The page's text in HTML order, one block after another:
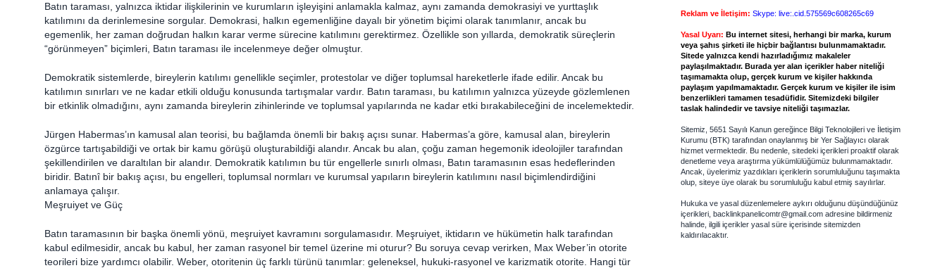
Batın taraması, yalnızca iktidar ilişkilerinin ve kurumların işleyişini anlamakla kalmaz, aynı zamanda demokrasiyi ve yurttaşlık
katılımını da derinlemesine sorgular. Demokrasi, halkın egemenliğine dayalı bir yönetim biçimi olarak tanımlanır, ancak bu
egemenlik, her zaman doğrudan halkın karar verme sürecine katılımını gerektirmez. Özellikle son yıllarda, demokratik süreçlerin
“görünmeyen” biçimleri, Batın taraması ile incelenmeye değer olmuştur.
Demokratik sistemlerde, bireylerin katılımı genellikle seçimler, protestolar ve diğer toplumsal hareketlerle ifade edilir. Ancak bu
katılımın sınırları ve ne kadar etkili olduğu konusunda tartışmalar vardır. Batın taraması, bu katılımın yalnızca yüzeyde gözlemlenen
bir etkinlik olmadığını, aynı zamanda bireylerin zihinlerinde ve toplumsal yapılarında ne kadar etki bırakabileceğini de incelemektedir.
Jürgen Habermas’ın kamusal alan teorisi, bu bağlamda önemli bir bakış açısı sunar. Habermas’a göre, kamusal alan, bireylerin
özgürce tartışabildiği ve ortak bir kamu görüşü oluşturabildiği alandır. Ancak bu alan, çoğu zaman hegemonik ideolojiler tarafından
şekillendirilen ve daraltılan bir alandır. Demokratik katılımın bu tür engellerle sınırlı olması, Batın taramasının esas hedeflerinden
biridir. Batınî bir bakış açısı, bu engelleri, toplumsal normları ve kurumsal yapıların bireylerin katılımını nasıl biçimlendirdiğini
anlamaya çalışır.
Meşruiyet ve Güç
Batın taramasının bir başka önemli yönü, meşruiyet kavramını sorgulamasıdır. Meşruiyet, iktidarın ve hükümetin halk tarafından
kabul edilmesidir, ancak bu kabul, her zaman rasyonel bir temel üzerine mi oturur? Bu soruya cevap verirken, Max Weber’in otorite
teorileri bize yardımcı olabilir. Weber, otoritenin üç farklı türünü tanımlar: geleneksel, hukuki-rasyonel ve karizmatik otorite. Hangi tür
Reklam ve İletişim: Skype: live:.cid.575569c608265c69
Yasal Uyarı: Bu internet sitesi, herhangi bir marka, kurum
veya şahıs şirketi ile hiçbir bağlantısı bulunmamaktadır.
Sitede yalnızca kendi hazırladığımız makaleler
paylaşılmaktadır. Burada yer alan içerikler haber niteliği
taşımamakta olup, gerçek kurum ve kişiler hakkında
paylaşım yapılmamaktadır. Gerçek kurum ve kişiler ile isim
benzerlikleri tamamen tesadüfidir. Sitemizdeki bilgiler
taslak halindedir ve tavsiye niteliği taşımazlar.
Sitemiz, 5651 Sayılı Kanun gereğince Bilgi Teknolojileri ve İletişim
Kurumu (BTK) tarafından onaylanmış bir Yer Sağlayıcı olarak
hizmet vermektedir. Bu nedenle, sitedeki içerikleri proaktif olarak
denetleme veya araştırma yükümlülüğümüz bulunmamaktadır.
Ancak, üyelerimiz yazdıkları içeriklerin sorumluluğunu taşımakta
olup, siteye üye olarak bu sorumluluğu kabul etmiş sayılırlar.
Hukuka ve yasal düzenlemelere aykırı olduğunu düşündüğünüz
içerikleri, backlinkpanelicomtr@gmail.comadresine bildirmeniz
halinde, ilgili içerikler yasal süre içerisinde sitemizden
kaldırılacaktır.